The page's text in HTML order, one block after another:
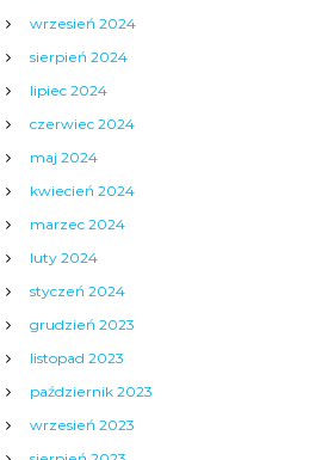
wrzesień 2024
sierpień 2024
lipiec 2024
czerwiec 2024
maj 2024
kwiecień 2024
marzec 2024
luty 2024
styczeń 2024
grudzień 2023
listopad 2023
październik 2023
wrzesień 2023